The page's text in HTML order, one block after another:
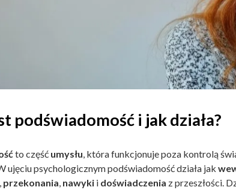
podświadomość i jak działa?
to część umysłu , która funkcjonuje poza kontrolą
ujęciu psychologicznym podświadomość działa jak
przekonania nawyki i doświadczenia z przeszłości.